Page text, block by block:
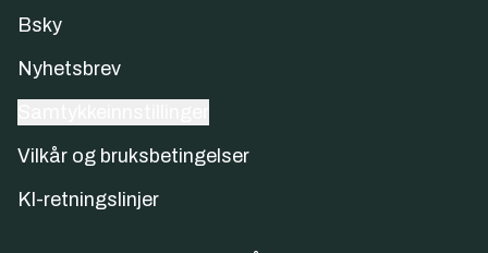
Bsky
Nyhetsbrev
Vilkår og bruksbetingelser
KI-retningslinjer